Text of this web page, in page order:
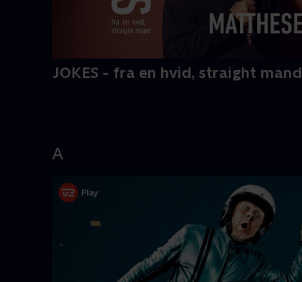
JOKES - fra en hvid, straight mand
A